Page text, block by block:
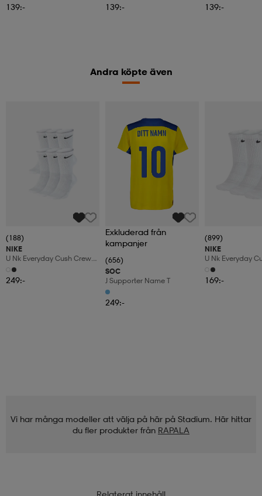
139:- 139:- 139:-
Andra köpte även
(188)
NIKE
U Nk Everyday Cush Crew
6pr-Bd
249:-
Exkluderad från
kampanjer
(656)
SOC
J Supporter Name T
249:-
(899)
NIKE
U Nk Everyday
3pr
169:-
Vi har många modeller att välja på här på Stadium. Här hittar
du fler produkter från RAPALA